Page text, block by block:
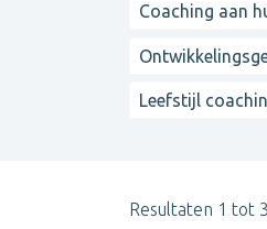
Coaching aan
Leefstijl
Resultaten 1 tot